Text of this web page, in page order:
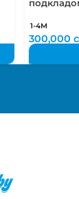
1-4М
300,000